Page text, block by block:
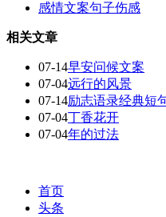
感情文案句子伤感
相关文章
07-14早安问候文案
07-04远行的风景
07-14励志语录经典短
07-04丁香花开
07-04年的过法
首页
头条